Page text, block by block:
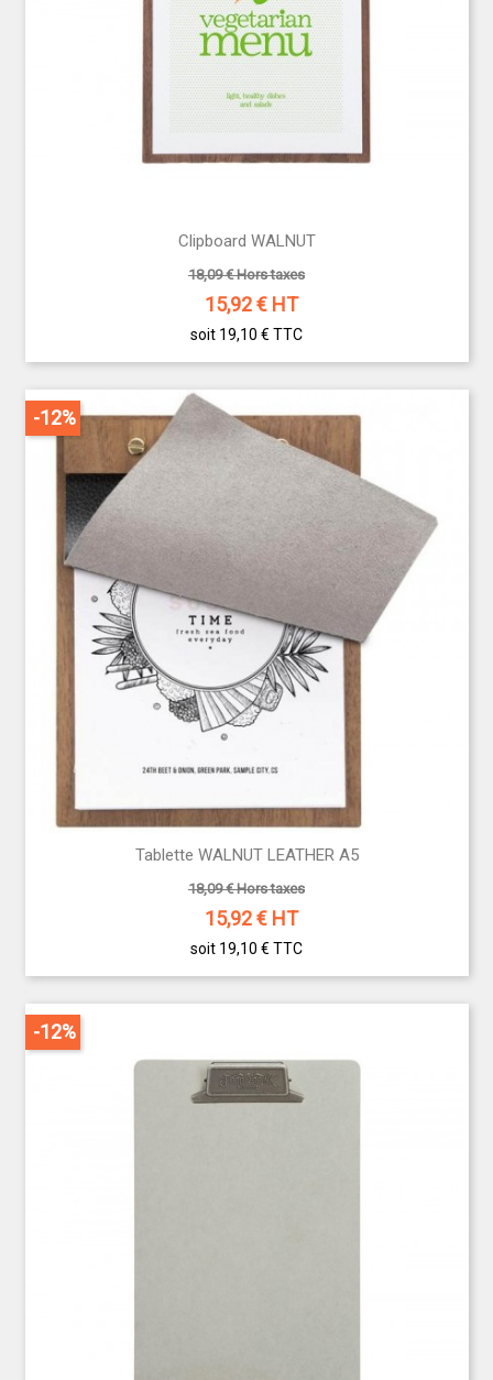
Clipboard WALNUT
18,09 € Hors taxes
15,92€ HT
soit 19,10 € TTC
Tablette WALNUT LEATHER A5
18,09 € Hors taxes
15,92€ HT
soit 19,10 € TTC
-12%
-12%